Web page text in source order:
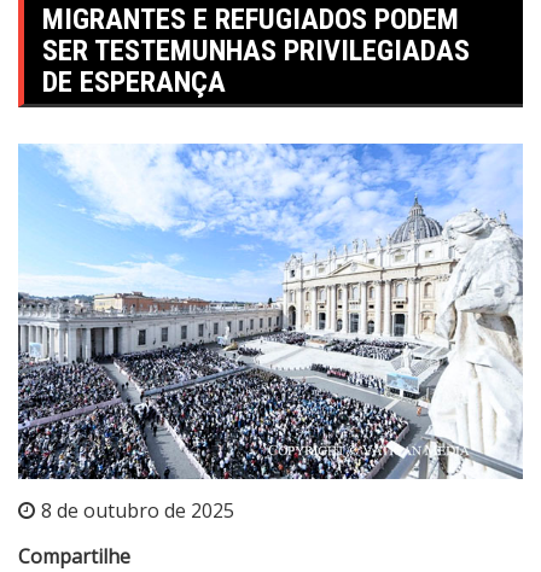
MIGRANTES E REFUGIADOS PODEM
SER TESTEMUNHAS PRIVILEGIADAS
DE ESPERANÇA
8 de outubro de 2025
Compartilhe